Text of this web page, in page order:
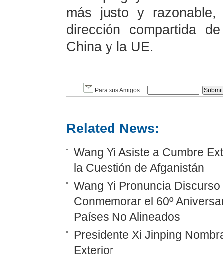
más justo y
dirección compartida
China y la UE.
Para sus Amigos
Related News:
Wang Yi Asiste a Cumbre
la Cuestión de Afganistán
Wang Yi Pronuncia
Conmemorar el 60º
Países No Alineados
Presidente Xi Jinping
Exterior